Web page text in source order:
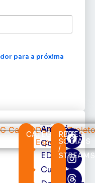
para a próxima
CATEGORIAS
Amapá
Cortes
EDcast
Cultura
REDES
SOCIAIS
/
STREAMS